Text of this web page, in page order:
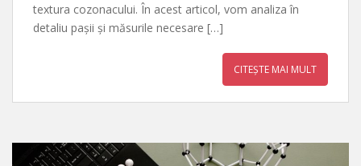
textura cozonacului. În acest articol, vom analiza în
detaliu pașii și măsurile necesare […]
CITEȘTE MAI MULT